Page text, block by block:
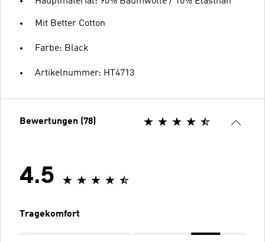
Mit Better Cotton
Farbe: Black
Artikelnummer: HT4713
Bewertungen (78)
4.5
Tragekomfort